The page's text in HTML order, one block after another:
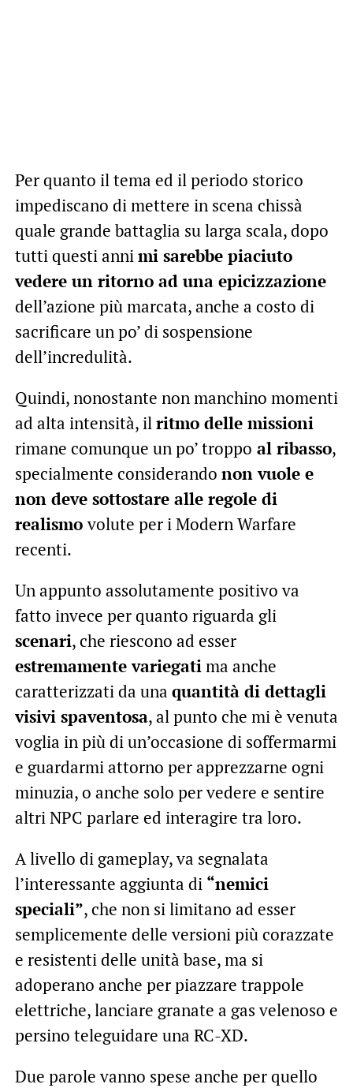
Per quanto il tema ed il periodo storico
impediscano di mettere in scena chissà
quale grande battaglia su larga scala, dopo
tutti questi anni mi sarebbe piaciuto
vedere un ritorno ad una epicizzazione
dell’azione più marcata, anche a costo di
sacrificare un po’ di sospensione
dell’incredulità.
Quindi, nonostante non manchino momenti
ad alta intensità, il ritmo delle missioni
rimane comunque un po’ troppo al ribasso,
specialmente considerando non vuole e
non deve sottostare alle regole di
realismovolute per i Modern Warfare
recenti.
Un appunto assolutamente positivo va
fatto invece per quanto riguarda gli
scenari, che riescono ad esser
estremamente variegati ma anche
caratterizzati da una quantità di dettagli
visivi spaventosa, al punto che mi è venuta
voglia in più di un’occasione di soffermarmi
e guardarmi attorno per apprezzarne ogni
minuzia, o anche solo per vedere e sentire
altri NPC parlare ed interagire tra loro.
A livello di gameplay, va segnalata
l’interessante aggiunta di “nemici
speciali”, che non si limitano ad esser
semplicemente delle versioni più corazzate
e resistenti delle unità base, ma si
adoperano anche per piazzare trappole
elettriche, lanciare granate a gas velenoso e
persino teleguidare una RC-XD.
Due parole vanno spese anche per quello